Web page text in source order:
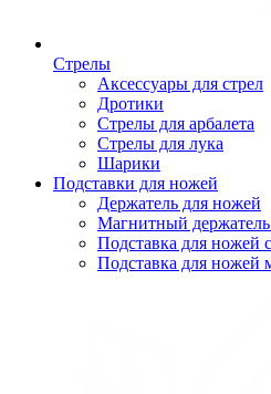
Стрелы
Аксессуары для стрел
Дротики
Стрелы для арбалета
Стрелы для лука
Шарики
Подставки для ножей
Держатель для ножей
Магнитный
Подставка для ножей
Подставка для ножей